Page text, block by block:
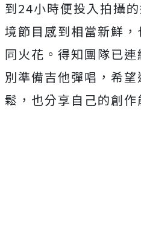
到24小時便投入拍攝
境節目感到相當新鮮
同火花。得知團隊已
別準備吉他彈唱，希
鬆，也分享自己的創作